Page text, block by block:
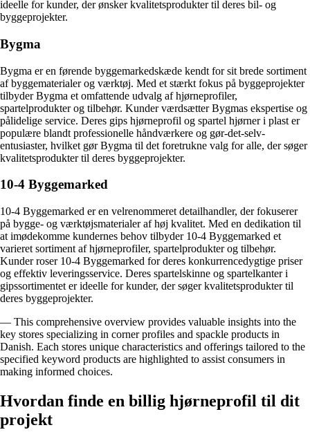
ideelle for kunder, der ønsker kvalitetsprodukter til deres bil- og
byggeprojekter.
Bygma
Bygma er en førende byggemarkedskæde kendt for sit brede sortiment
af byggematerialer og værktøj. Med et stærkt fokus på byggeprojekter
tilbyder Bygma et omfattende udvalg af hjørneprofiler,
spartelprodukter og tilbehør. Kunder værdsætter Bygmas ekspertise og
pålidelige service. Deres gips hjørneprofil og spartel hjørner i plast er
populære blandt professionelle håndværkere og gør-det-selv-
entusiaster, hvilket gør Bygma til det foretrukne valg for alle, der søger
kvalitetsprodukter til deres byggeprojekter.
10-4 Byggemarked
10-4 Byggemarked er en velrenommeret detailhandler, der fokuserer
på bygge- og værktøjsmaterialer af høj kvalitet. Med en dedikation til
at imødekomme kundernes behov tilbyder 10-4 Byggemarked et
varieret sortiment af hjørneprofiler, spartelprodukter og tilbehør.
Kunder roser 10-4 Byggemarked for deres konkurrencedygtige priser
og effektiv leveringsservice. Deres spartelskinne og spartelkanter i
gipssortimentet er ideelle for kunder, der søger kvalitetsprodukter til
deres byggeprojekter.
— This comprehensive overview provides valuable insights into the
key stores specializing in corner profiles and spackle products in
Danish. Each stores unique characteristics and offerings tailored to the
specified keyword products are highlighted to assist consumers in
making informed choices.
Hvordan finde en billig hjørneprofil til dit
projekt